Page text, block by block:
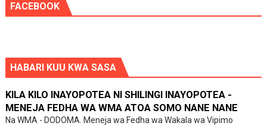
FACEBOOK
HABARI KUU KWA SASA
KILA KILO INAYOPOTEA NI SHILINGI INAYOPOTEA -
MENEJA FEDHA WA WMA ATOA SOMO NANE NANE
Na WMA - DODOMA. Meneja wa Fedha wa Wakala wa Vipimo